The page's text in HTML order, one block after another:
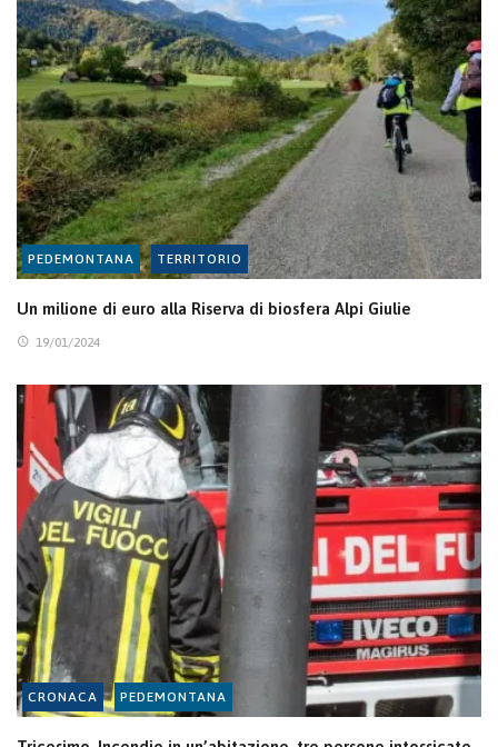
PEDEMONTANA TERRITORIO
Un milione di euro alla Riserva di biosfera Alpi Giulie
19/01/2024
CRONACA PEDEMONTANA